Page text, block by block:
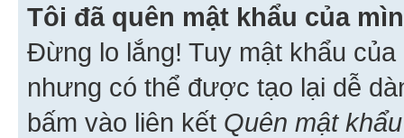
Tôi đã quên mật khẩu của
Đừng lo lắng! Tuy mật khẩu
nhưng có thể được tạo lại dễ
bấm vào liên kết Quên mật khẩu